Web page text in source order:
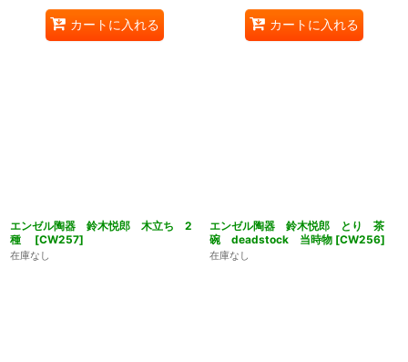
カートに入れる カートに入れる
エンゼル陶器 鈴木悦郎 木立ち 2
種
[CW257]
在庫なし
エンゼル陶器 鈴木悦郎 とり 茶
碗 deadstock 当時物 [CW256]
在庫なし